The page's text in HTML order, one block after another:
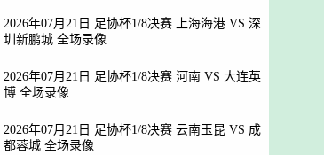
2026年07月21日 足协杯1/8决赛 上海海港 VS 深
圳新鹏城 全场录像
2026年07月21日 足协杯1/8决赛 河南 VS 大连英
博 全场录像
2026年07月21日 足协杯1/8决赛 云南玉昆 VS 成
都蓉城 全场录像